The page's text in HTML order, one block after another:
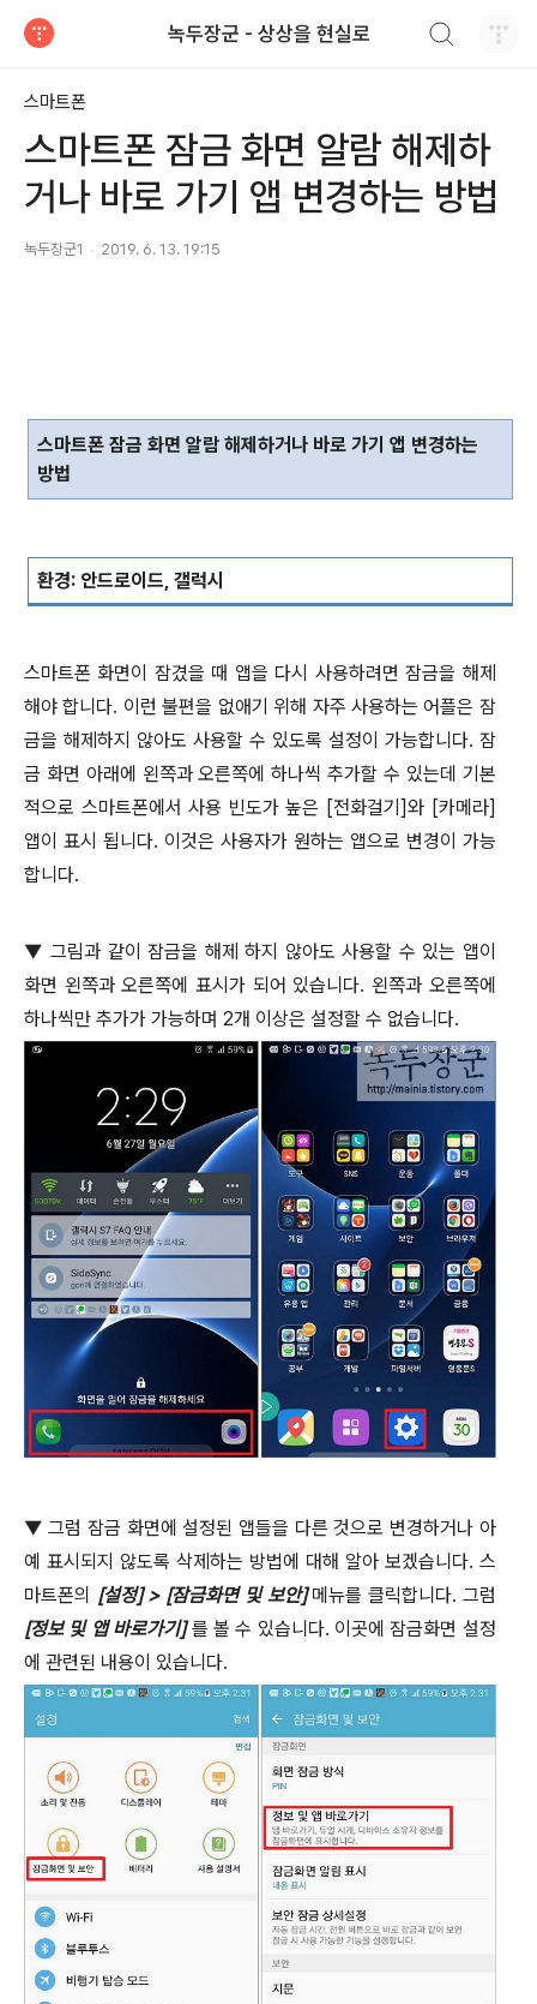
녹두장군 - 상상을 현실로
스마트폰
스마트폰 잠금 화면 알람 해제하
거나 바로 가기 앱 변경하는 방법
녹두장군1 2019. 6. 13. 19:15
스마트폰 잠금 화면 알람 해제하거나 바로 가기 앱 변경하는
방법
환경: 안드로이드 갤럭시
스마트폰 화면이 잠겼을 때 앱을 다시 사용하려면 잠금을 해제
해야 합니다. 이런 불편을 없애기 위해 자주 사용하는 어플은 잠
금을 해제하지 않아도 사용할 수 있도록 설정이 가능합니다. 잠
금 화면 아래에 왼쪽과 오른쪽에 하나씩 추가할 수 있는데 기본
적으로 스마트폰에서 사용 빈도가 높은 [전화걸기]와 [카메라]
앱이 표시 됩니다. 이것은 사용자가 원하는 앱으로 변경이 가능
합니다.
▼ 그림과 같이 잠금을 해제 하지 않아도 사용할 수 있는 앱이
화면 왼쪽과 오른쪽에 표시가 되어 있습니다. 왼쪽과 오른쪽에
하나씩만 추가가 가능하며 2개 이상은 설정할 수 없습니다.
▼ 그럼 잠금 화면에 설정된 앱들을 다른 것으로 변경하거나 아
예 표시되지 않도록 삭제하는 방법에 대해 알아 보겠습니다. 스
마트폰의
[설정] > [잠금화면 및 보안] 메뉴를 클릭합니다. 그럼
[정보 및 앱 바로가기] 를 볼 수 있습니다. 이곳에 잠금화면 설정
에 관련된 내용이 있습니다.